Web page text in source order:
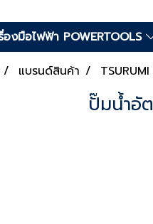
องมือไฟฟ้า POWERTOOLS
แบรนด์สินค้า
ปั๊มน้ำอั